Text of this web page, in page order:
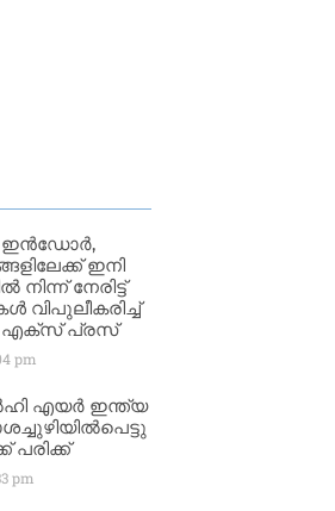
ഇൻഡോർ,
ഇനി
നേരിട്ട്
വിപുലീകരിച്ച്
എക്സ് പ്രസ്
pm
എയര്‍ ഇന്ത്യ
പരിക്ക്
pm